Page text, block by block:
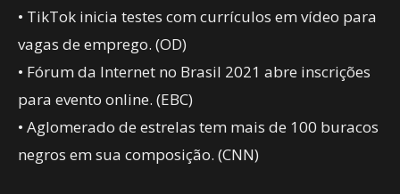
• TikTok inicia testes com currículos em vídeo para
vagas de emprego. (OD)
• Fórum da Internet no Brasil 2021 abre inscrições
para evento online. (EBC)
• Aglomerado de estrelas tem mais de 100 buracos
negros em sua composição. (CNN)